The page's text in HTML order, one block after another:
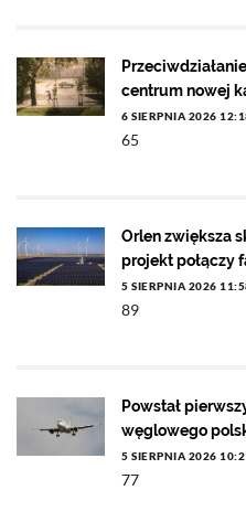
centrum nowej
6 SIERPNIA 2026
65
Orlen zwiększa
projekt połączy
5 SIERPNIA 2026
89
Powstał
węglowego
5 SIERPNIA 2026
77